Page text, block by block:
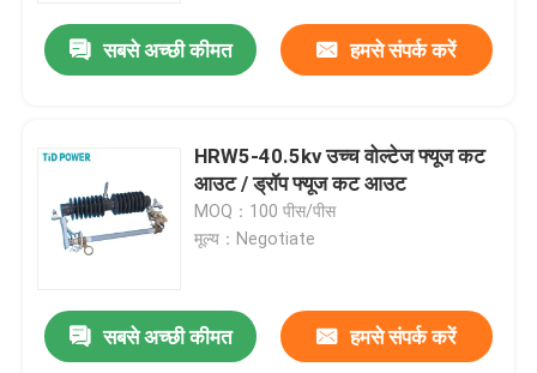
सबसे अच्छी कीमत हमसे संपर्क करें
HRW5-40.5kv उच्च वोल्टेज फ्यूज कट
आउट / ड्रॉप फ्यूज कट आउट
MOQ：100 पीस/पीस
मूल्य：Negotiate
सबसे अच्छी कीमत हमसे संपर्क करें